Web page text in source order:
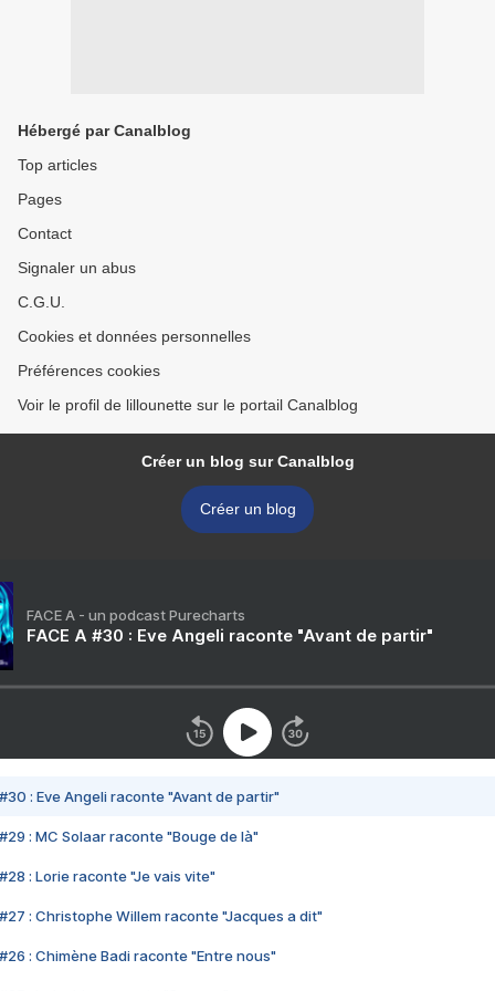
Hébergé par Canalblog
Top articles
Pages
Contact
Signaler un abus
C.G.U.
Cookies et données personnelles
Préférences cookies
Voir le profil de lillounette sur le portail Canalblog
Créer un blog sur Canalblog
Créer un blog
FACE A - un podcast Purecharts
FACE A #30 : Eve Angeli raconte "Avant de partir"
#30 : Eve Angeli raconte "Avant de partir"
#29 : MC Solaar raconte "Bouge de là"
#28 : Lorie raconte "Je vais vite"
#27 : Christophe Willem raconte "Jacques a dit"
#26 : Chimène Badi raconte "Entre nous"